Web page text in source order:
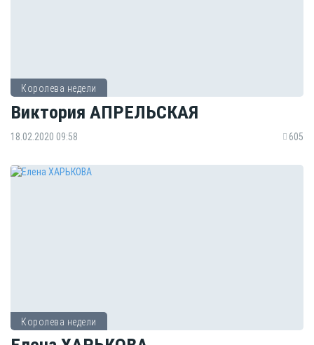
Королева недели
Виктория АПРЕЛЬСКАЯ
18.02.2020 09:58 605
Королева недели